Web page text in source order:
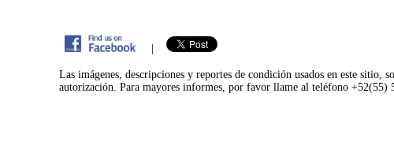
|
Las imágenes, descripciones y reportes de condición usados en este
autorización. Para mayores informes, por favor llame al teléfono